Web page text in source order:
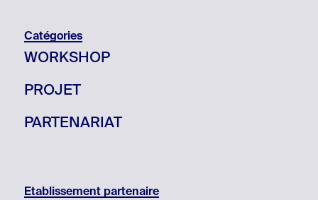
Catégories
WORKSHOP
PROJET
PARTENARIAT
Etablissement partenaire